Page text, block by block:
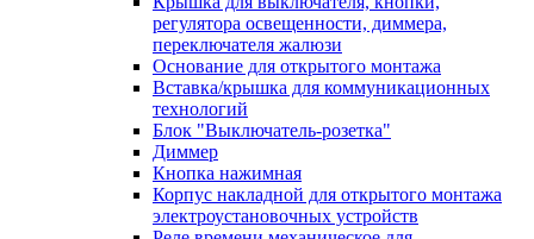
регулятора освещенности, диммера,
переключателя жалюзи
Основание для открытого монтажа
Вставка/крышка для коммуникационных
технологий
Блок "Выключатель-розетка"
Диммер
Кнопка нажимная
Корпус накладной для открытого монтажа
электроустановочных устройств